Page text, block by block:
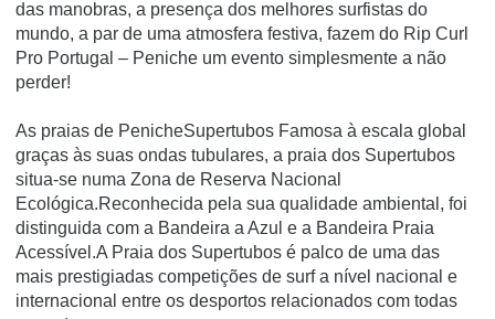
das manobras, a presença dos melhores surfistas do
mundo, a par de uma atmosfera festiva, fazem do Rip Curl
Pro Portugal – Peniche um evento simplesmente a não
perder!
As praias de PenicheSupertubos Famosa à escala global
graças às suas ondas tubulares, a praia dos Supertubos
situa-se numa Zona de Reserva Nacional
Ecológica.Reconhecida pela sua qualidade ambiental, foi
distinguida com a Bandeira a Azul e a Bandeira Praia
Acessível.A Praia dos Supertubos é palco de uma das
mais prestigiadas competições de surf a nível nacional e
internacional entre os desportos relacionados com todas